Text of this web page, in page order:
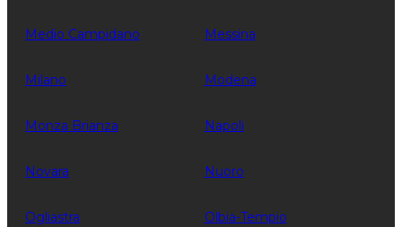
Medio Campidano Messina
Milano Modena
Monza Brianza Napoli
Novara Nuoro
Ogliastra Olbia-Tempio